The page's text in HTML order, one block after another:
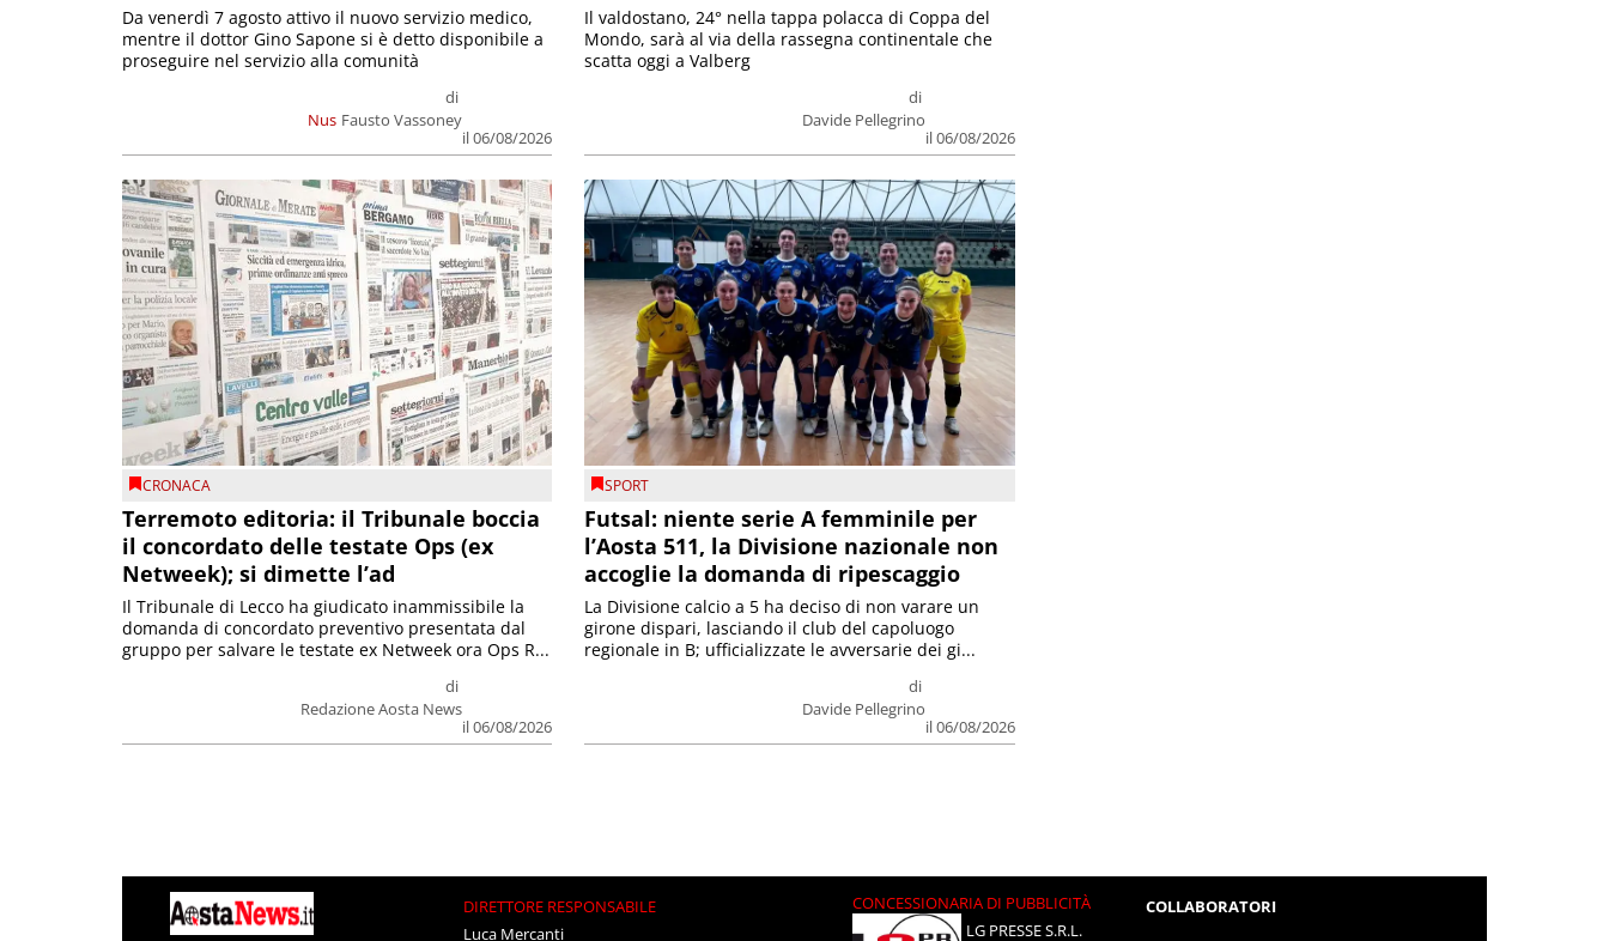
Nus
di
Fausto Vassoney
il 06/08/2026
Da venerdì 7 agosto attivo il nuovo servizio medico,
mentre il dottor Gino Sapone si è detto disponibile a
proseguire nel servizio alla comunità
di
Davide Pellegrino
il 06/08/2026
Il valdostano, 24° nella tappa polacca di Coppa del
Mondo, sarà al via della rassegna continentale che
scatta oggi a Valberg
CRONACA
Terremoto editoria: il Tribunale boccia
il concordato delle testate Ops (ex
Netweek); si dimette l’ad
di
Redazione Aosta News
il 06/08/2026
Il Tribunale di Lecco ha giudicato inammissibile la
domanda di concordato preventivo presentata dal
gruppo per salvare le testate ex Netweek ora Ops R...
SPORT
Futsal: niente serie A femminile per
l’Aosta 511, la Divisione nazionale non
accoglie la domanda di ripescaggio
di
Davide Pellegrino
il 06/08/2026
La Divisione calcio a 5 ha deciso di non varare un
girone dispari, lasciando il club del capoluogo
regionale in B; ufficializzate le avversarie dei gi...
DIRETTORE RESPONSABILE
Luca Mercanti
CONCESSIONARIA DI PUBBLICITÀ
LG PRESSE S.R.L.
COLLABORATORI